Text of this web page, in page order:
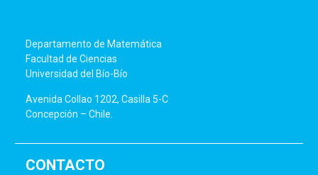
Departamento de Matemática
Facultad de Ciencias
Universidad del Bío-Bío
Avenida Collao 1202, Casilla 5-C
Concepción – Chile.
CONTACTO